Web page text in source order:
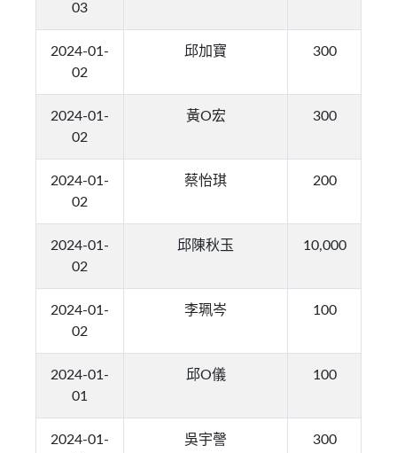
03
2024-01-
02
邱加寶 300
2024-01-
02
黃O宏 300
2024-01-
02
蔡怡琪 200
2024-01-
02
邱陳秋玉 10,000
2024-01-
02
李珮岑 100
2024-01-
01
邱O儀 100
2024-01-
吳宇謦 300